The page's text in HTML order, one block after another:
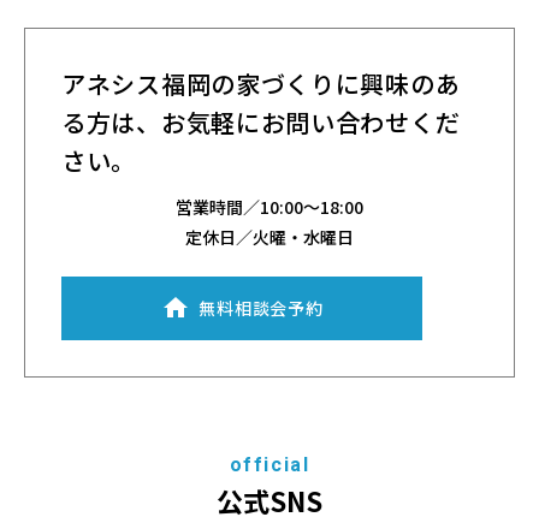
アネシス福岡の家づくりに興味のあ
る方は、 お気軽にお問い合わせくだ
さい。
営業時間／10:00～18:00
定休日／火曜・水曜日
無料相談会予約
official
公式SNS